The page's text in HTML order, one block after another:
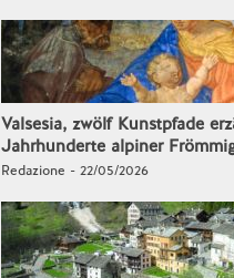
Valsesia, zwölf Kunstpfade
Jahrhunderte alpiner
Redazione - 22/05/2026